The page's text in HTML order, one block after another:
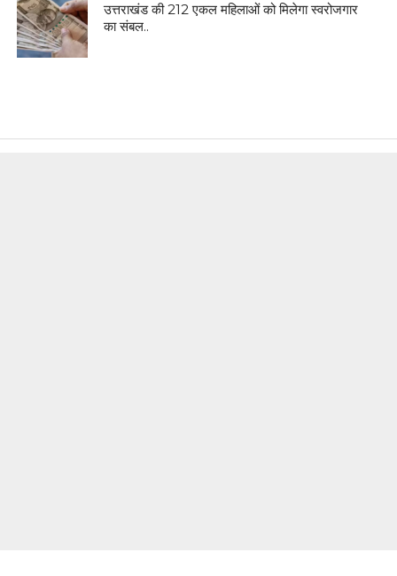
उत्तराखंड की 212 एकल महिलाओं को मिलेगा स्वरोजगार
का संबल..